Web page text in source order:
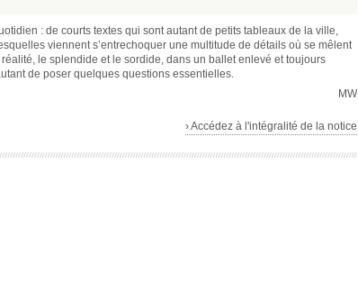
: de courts textes qui sont autant de petits tableaux de la ville,
viennent s’entrechoquer une multitude de détails où se mêlent
réalité, le splendide et le sordide, dans un ballet enlevé et toujours
de poser quelques questions essentielles.
MW
› Accédez à l'intégralité de la notice